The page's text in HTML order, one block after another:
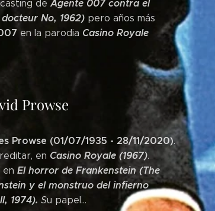
de Agente 007 contra el
No, 1962) pero años más
en la parodia Casino Royale
Prowse
Prowse (01/07/1935 - 28/11/2020).
en Casino Royale (1967).
en El horror de Frankenstein (The
y el monstruo del infierno
1974). Su papel...